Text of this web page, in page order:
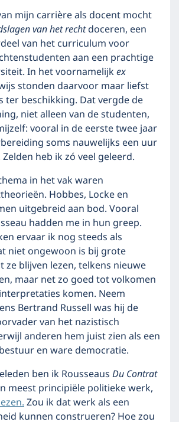
mijn carrière als docent mocht
van het rechtdoceren, een
van het curriculum voor
aan een prachtige
In het voornamelijkex
stonden daarvoor maar liefst
ter beschikking. Dat vergde de
niet alleen van de studenten,
vooral in de eerste twee jaar
soms nauwelijks een uur
heb ik zó veel geleerd.
in het vak waren
Hobbes, Locke en
uitgebreid aan bod. Vooral
hadden me in hun greep.
ervaar ik nog steeds als
niet ongewoon is bij grote
ze blijven lezen, telkens nieuwe
maar net zo goed tot volkomen
komen. Neem
Bertrand Russell was hij de
van het nazistisch
anderen hem juist zien als een
en ware democratie.
ben ik RousseausDu Contrat
meest principiële politieke werk,
Zou ik dat werk als een
kunnen construeren? Hoe zou